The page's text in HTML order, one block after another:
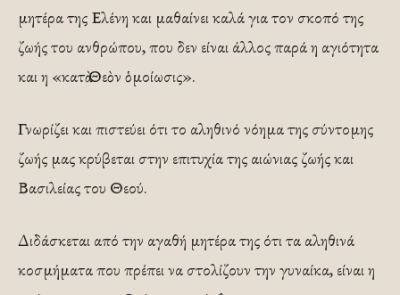
μητέρα της Ελένη και μαθαίνει καλά για τον σκοπό της
ζωής του ανθρώπου, που δεν είναι άλλος παρά η αγιότητα
και η «κατὰ Θεὸν ὁμοίωσις».
Γνωρίζει και πιστεύει ότι το αληθινό νόημα της σύντομης
ζωής μας κρύβεται στην επιτυχία της αιώνιας ζωής και
Βασιλείας του Θεού.
Διδάσκεται από την αγαθή μητέρα της ότι τα αληθινά
κοσμήματα που πρέπει να στολίζουν την γυναίκα, είναι η